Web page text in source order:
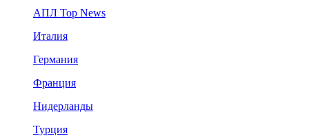
АПЛ Top News
Италия
Германия
Франция
Нидерланды
Турция